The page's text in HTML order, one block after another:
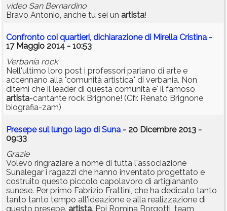
video San Bernardino
Bravo Antonio, anche tu sei un artista!
Confronto coi quartieri, dichiarazione di Mirella Cristina -
17 Maggio 2014 - 10:53
Verbania rock
Nell'ultimo loro post i professori parlano di arte e
accennano alla "comunità artistica" di verbania. Non
ditemi che il leader di questa comunità e' il famoso
artista-cantante rock Brignone! (Cfr. Renato Brignone
biografia-zam)
Presepe sul lungo lago di Suna - 20 Dicembre 2013 -
09:33
Grazie
Volevo ringraziare a nome di tutta l'associazione
Sunalegar i ragazzi che hanno inventato progettato e
costruito questo piccolo capolavoro di artigiananto
sunese. Per primo Fabrizio Frattini, che ha dedicato tanto
tanto tanto tempo all'ideazione e alla realizzazione di
questo presepe. artista. Poi Romina Borgotti, team